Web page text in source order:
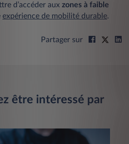
d’accéder aux zones à faible
expérience de mobilité durable.
Partager sur
être intéressé par